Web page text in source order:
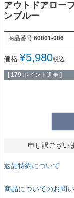
アウトドアロー
ンブルー
商品番号 60001-006
価格 ¥5,980税込
[ 179 ポイント進呈 ]
申し訳ござい
返品特約について
商品についてのお問